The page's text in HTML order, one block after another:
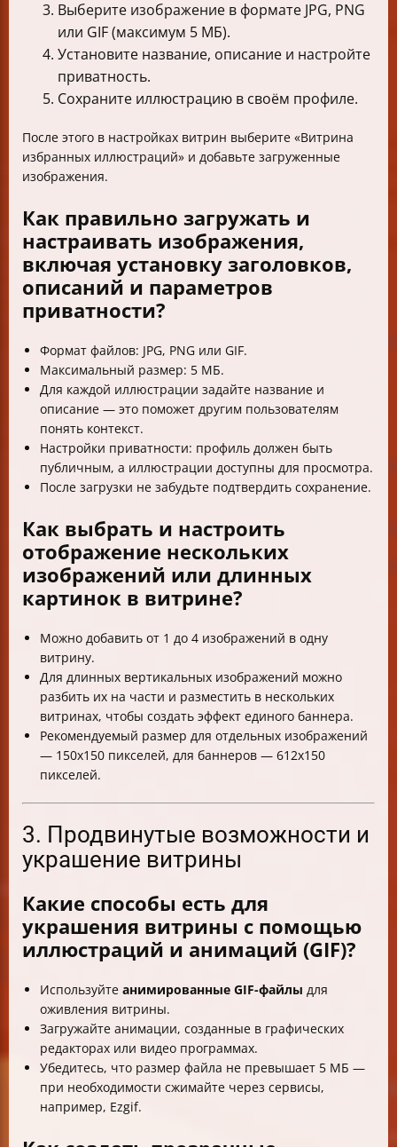
Выберите изображение в формате JPG, PNG
или GIF (максимум 5 МБ).
Установите название, описание и настройте
приватность.
Сохраните иллюстрацию в своём профиле.
После этого в настройках витрин выберите «Витрина
избранных иллюстраций» и добавьте загруженные
изображения.
Как правильно загружать и
настраивать изображения,
включая установку заголовков,
описаний и параметров
приватности?
Формат файлов: JPG, PNG или GIF.
Максимальный размер: 5 МБ.
Для каждой иллюстрации задайте название и
описание — это поможет другим пользователям
понять контекст.
Настройки приватности: профиль должен быть
публичным, а иллюстрации доступны для просмотра.
После загрузки не забудьте подтвердить сохранение.
Как выбрать и настроить
отображение нескольких
изображений или длинных
картинок в витрине?
Можно добавить от 1 до 4 изображений в одну
витрину.
Для длинных вертикальных изображений можно
разбить их на части и разместить в нескольких
витринах, чтобы создать эффект единого баннера.
Рекомендуемый размер для отдельных изображений
— 150x150 пикселей, для баннеров — 612x150
пикселей.
3. Продвинутые возможности и
украшение витрины
Какие способы есть для
украшения витрины с помощью
иллюстраций и анимаций (GIF)?
Используйте анимированные GIF-файлы для
оживления витрины.
Загружайте анимации, созданные в графических
редакторах или видео программах.
Убедитесь, что размер файла не превышает 5 МБ —
при необходимости сжимайте через сервисы,
например, Ezgif.